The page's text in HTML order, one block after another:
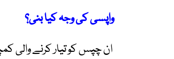
واپسی کی وجہ کیا بنی؟
ان چپس کو تیار کرنے